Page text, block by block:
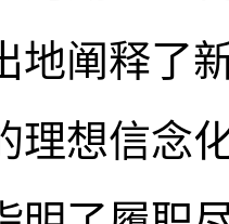
地阐释了
理想信念